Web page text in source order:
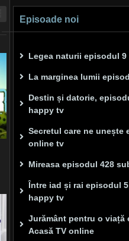
Episoade noi
Legea naturii episodul
La marginea lumii
Destin și datorie,
happy tv
Secretul care ne unește
online tv
Mireasa episodul 428
Între iad și rai episodul
happy tv
Jurământ pentru o viață
Acasă TV online